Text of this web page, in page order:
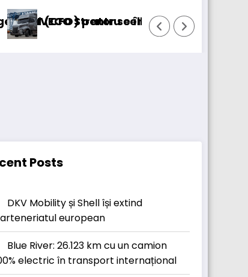
cellcentric
se întoarce BursaTransport/
Posts
DKV Mobility și Shell își extind
european
Blue River: 26.123 km cu un camion
electric în transport internațional